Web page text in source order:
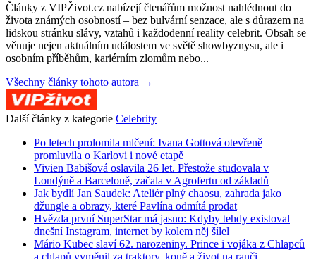
Články z VIPŽivot.cz nabízejí čtenářům možnost nahlédnout do
života známých osobností – bez bulvární senzace, ale s důrazem na
lidskou stránku slávy, vztahů i každodenní reality celebrit. Obsah se
věnuje nejen aktuálním událostem ve světě showbyznysu, ale i
osobním příběhům, kariérním zlomům nebo...
Všechny články tohoto autora →
Další články z kategorie Celebrity
Po letech prolomila mlčení: Ivana Gottová otevřeně
promluvila o Karlovi i nové etapě
Vivien Babišová oslavila 26 let. Přestože studovala v
Londýně a Barceloně, začala v Agrofertu od základů
Jak bydlí Jan Saudek: Ateliér plný chaosu, zahrada jako
džungle a obrazy, které Pavlína odmítá prodat
Hvězda první SuperStar má jasno: Kdyby tehdy existoval
dnešní Instagram, internet by kolem něj šílel
Mário Kubec slaví 62. narozeniny. Prince i vojáka z Chlapců
a chlapů vyměnil za traktory, koně a život na ranči